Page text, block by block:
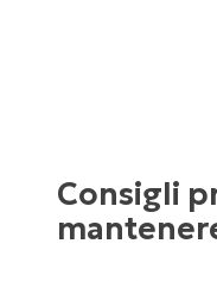
Consigli